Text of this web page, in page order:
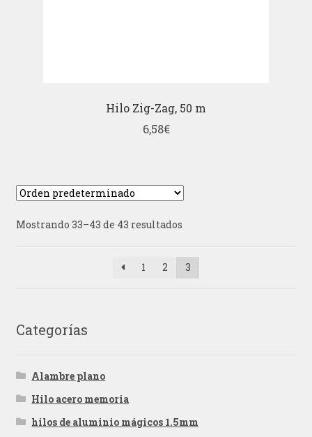
Hilo Zig-Zag, 50 m
6,58€
Mostrando 33–43 de 43 resultados
1 2 3
Categorías
Alambre plano
Hilo acero memoria
hilos de aluminio mágicos 1.5mm